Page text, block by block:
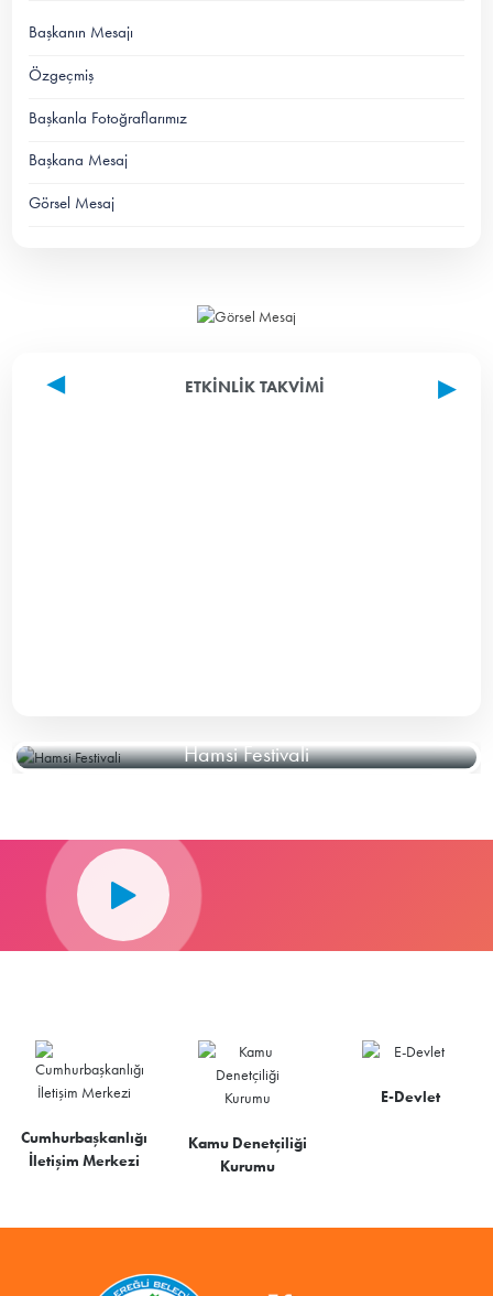
Başkanın Mesajı
Özgeçmiş
Başkanla Fotoğraflarımız
Başkana Mesaj
Görsel Mesaj
ETKINLIK TAKVIMI
Hamsi Festivali
Cumhurbaşkanlığı
İletişim Merkezi
Kamu Denetçiliği
Kurumu
E-Devlet